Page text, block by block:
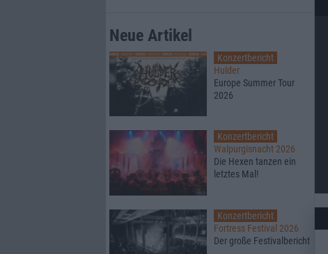
Neue Artikel
Konzertbericht
Hulder
Europe Summer Tour
2026
Konzertbericht
Walpurgisnacht 2026
Die Hexen tanzen ein
letztes Mal!
Konzertbericht
Fortress Festival 2026
Der große Festivalbericht